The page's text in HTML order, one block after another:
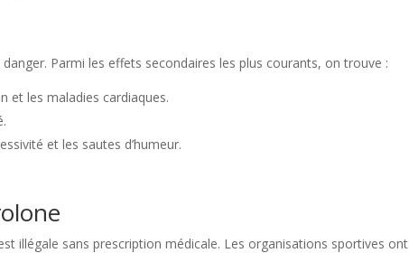
Parmi les effets secondaires les plus courants, on trouve :
et les maladies cardiaques.
et les sautes d’humeur.
illégale sans prescription médicale. Les organisations sportives ont